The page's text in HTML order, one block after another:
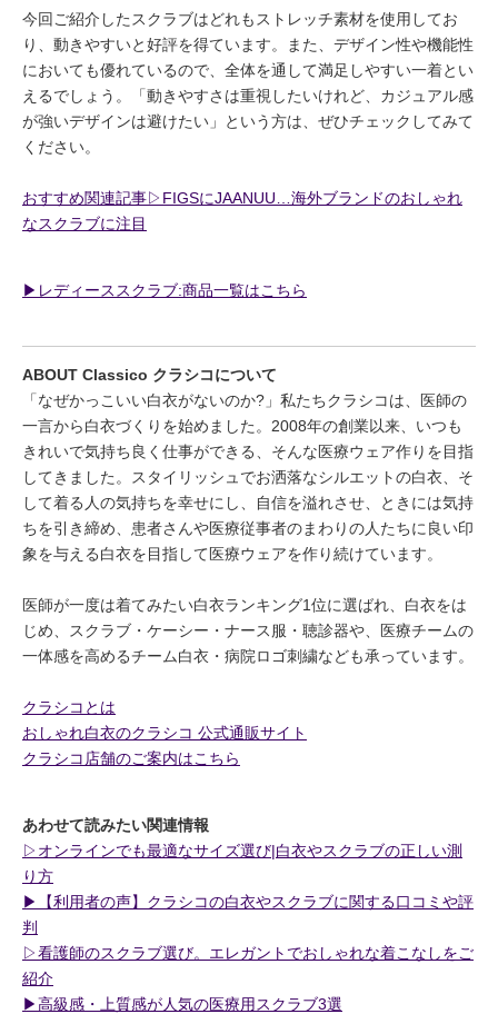
今回ご紹介したスクラブはどれもストレッチ素材を使用してお
り、動きやすいと好評を得ています。また、デザイン性や機能性
においても優れているので、全体を通して満足しやすい一着とい
えるでしょう。「動きやすさは重視したいけれど、カジュアル感
が強いデザインは避けたい」という方は、ぜひチェックしてみて
ください。
おすすめ関連記事▷FIGSにJAANUU…海外ブランドのおしゃれ
なスクラブに注目
▶︎レディーススクラブ:商品一覧はこちら
ABOUT Classico クラシコについて
「なぜかっこいい白衣がないのか?」私たちクラシコは、医師の
一言から白衣づくりを始めました。2008年の創業以来、いつも
きれいで気持ち良く仕事ができる、そんな医療ウェア作りを目指
してきました。スタイリッシュでお洒落なシルエットの白衣、そ
して着る人の気持ちを幸せにし、自信を溢れさせ、ときには気持
ちを引き締め、患者さんや医療従事者のまわりの人たちに良い印
象を与える白衣を目指して医療ウェアを作り続けています。
医師が一度は着てみたい白衣ランキング1位に選ばれ、白衣をは
じめ、スクラブ・ケーシー・ナース服・聴診器や、医療チームの
一体感を高めるチーム白衣・病院ロゴ刺繍なども承っています。
クラシコとは
おしゃれ白衣のクラシコ 公式通販サイト
クラシコ店舗のご案内はこちら
あわせて読みたい関連情報
▷オンラインでも最適なサイズ選び|白衣やスクラブの正しい測
り方
▶︎【利用者の声】クラシコの白衣やスクラブに関する口コミや評
判
▷看護師のスクラブ選び。エレガントでおしゃれな着こなしをご
紹介
▶︎高級感・上質感が人気の医療用スクラブ3選